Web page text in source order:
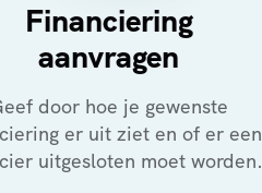
Financiering
aanvragen
door hoe je gewenste
er uit ziet en of er een
uitgesloten moet worden.